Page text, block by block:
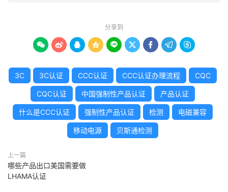
分享到
        
3C 3C认证 CCC认证 CCC认证办理流程 CQC
CQC认证 中国强制性产品认证 产品认证
什么是CCC认证 强制性产品认证 检测 电磁兼容
移动电源 贝斯通检测
上一篇
哪些产品出口美国需要做
LHAMA认证